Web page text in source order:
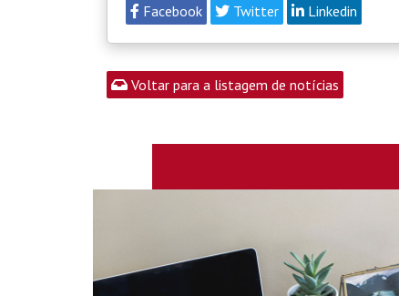
Facebook Twitter Linkedin
Voltar para a listagem de notícias